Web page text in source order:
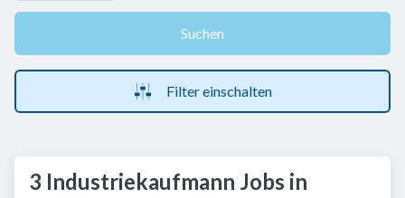
Suchen
Filter einschalten
3 Industriekaufmann Jobs in